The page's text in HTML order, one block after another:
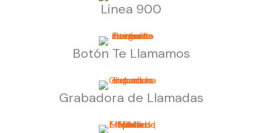
Linea 900
Botón Te Llamamos
Grabadora de Llamadas